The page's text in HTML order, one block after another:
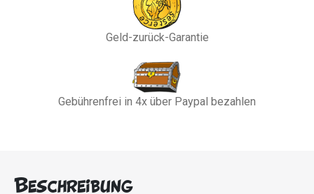
Geld-zurück-Garantie
Gebührenfrei in 4x über Paypal bezahlen
Beschreibung